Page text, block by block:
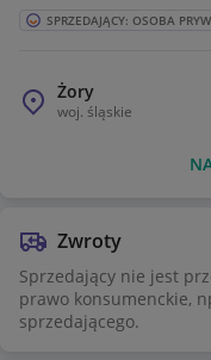
SPRZEDAJĄCY: OSOBA
Żory
woj. śląskie
Zwroty
Sprzedający nie jest
prawo konsumenckie,
sprzedającego.